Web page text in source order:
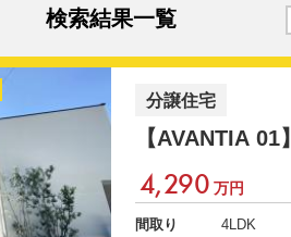
検索結果一覧
分譲住宅
【AVANTIA 01】
4,290 万円
間取り
4LDK